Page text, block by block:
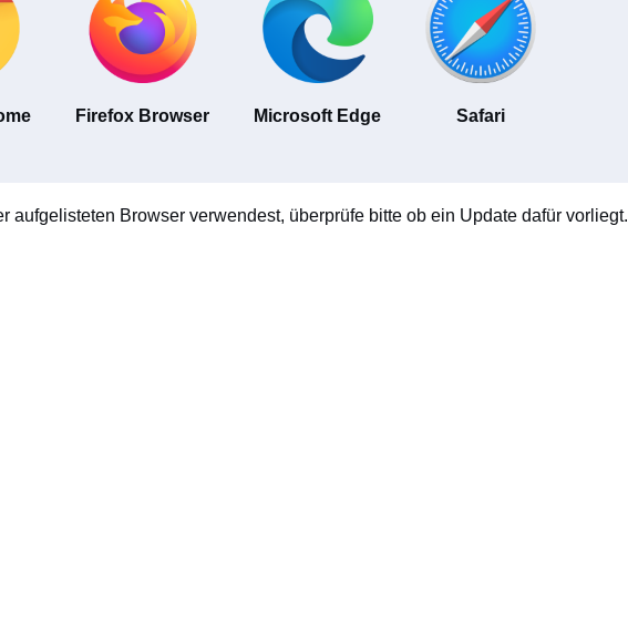
Firefox Browser Microsoft Edge Safari
aufgelisteten Browser verwendest, überprüfe bitte ob ein Update dafür vorliegt.